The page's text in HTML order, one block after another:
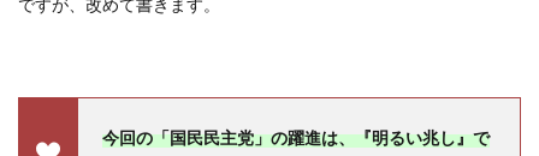
ですが、改めて書きます。
今回の「国民民主党」の躍進は、『明るい兆し』で